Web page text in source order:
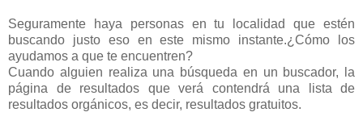
Seguramente haya personas en tu localidad que estén
buscando justo eso en este mismo instante.¿Cómo los
ayudamos a que te encuentren?
Cuando alguien realiza una búsqueda en un buscador, la
página de resultados que verá contendrá una lista de
resultados orgánicos, es decir, resultados gratuitos.